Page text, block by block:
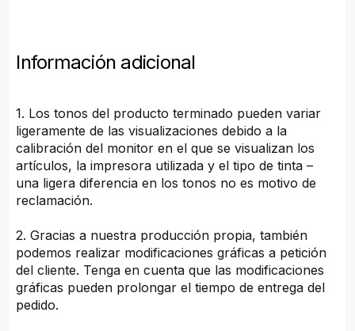
Información adicional
1. Los tonos del producto terminado pueden variar
ligeramente de las visualizaciones debido a la
calibración del monitor en el que se visualizan los
artículos, la impresora utilizada y el tipo de tinta –
una ligera diferencia en los tonos no es motivo de
reclamación.
2. Gracias a nuestra producción propia, también
podemos realizar modificaciones gráficas a petición
del cliente. Tenga en cuenta que las modificaciones
gráficas pueden prolongar el tiempo de entrega del
pedido.